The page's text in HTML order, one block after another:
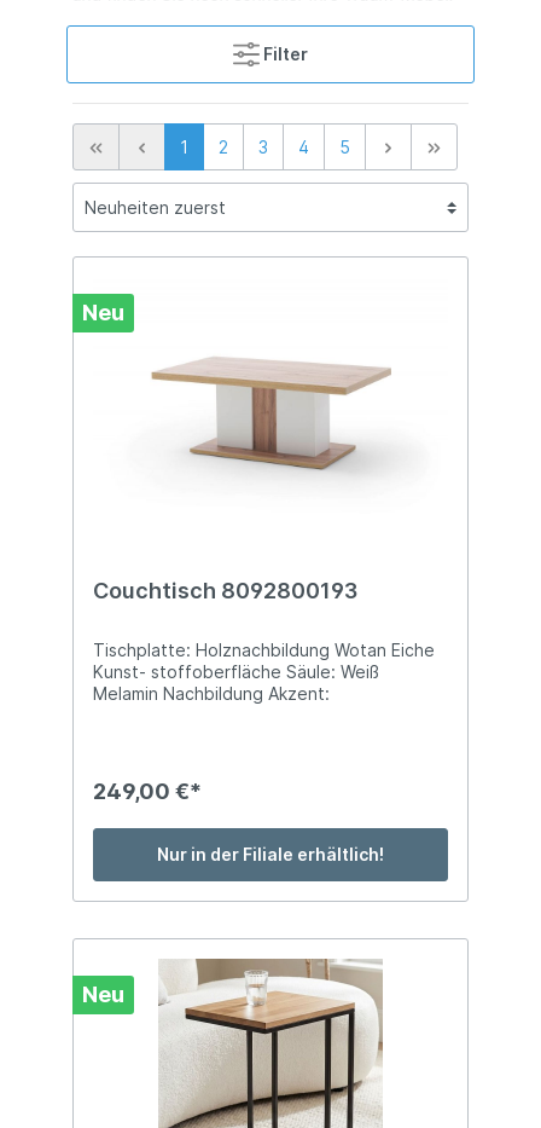
Filter
1 2 3 4 5
Neu
Couchtisch 8092800193
Tischplatte: Holznachbildung Wotan Eiche
Kunst- stoffoberfläche Säule: Weiß
Melamin Nachbildung Akzent:
stoffoberfläche BTH: ca. 115 x 65 x 45 cm
249,00 €*
Nur in der Filiale erhältlich!
Neu